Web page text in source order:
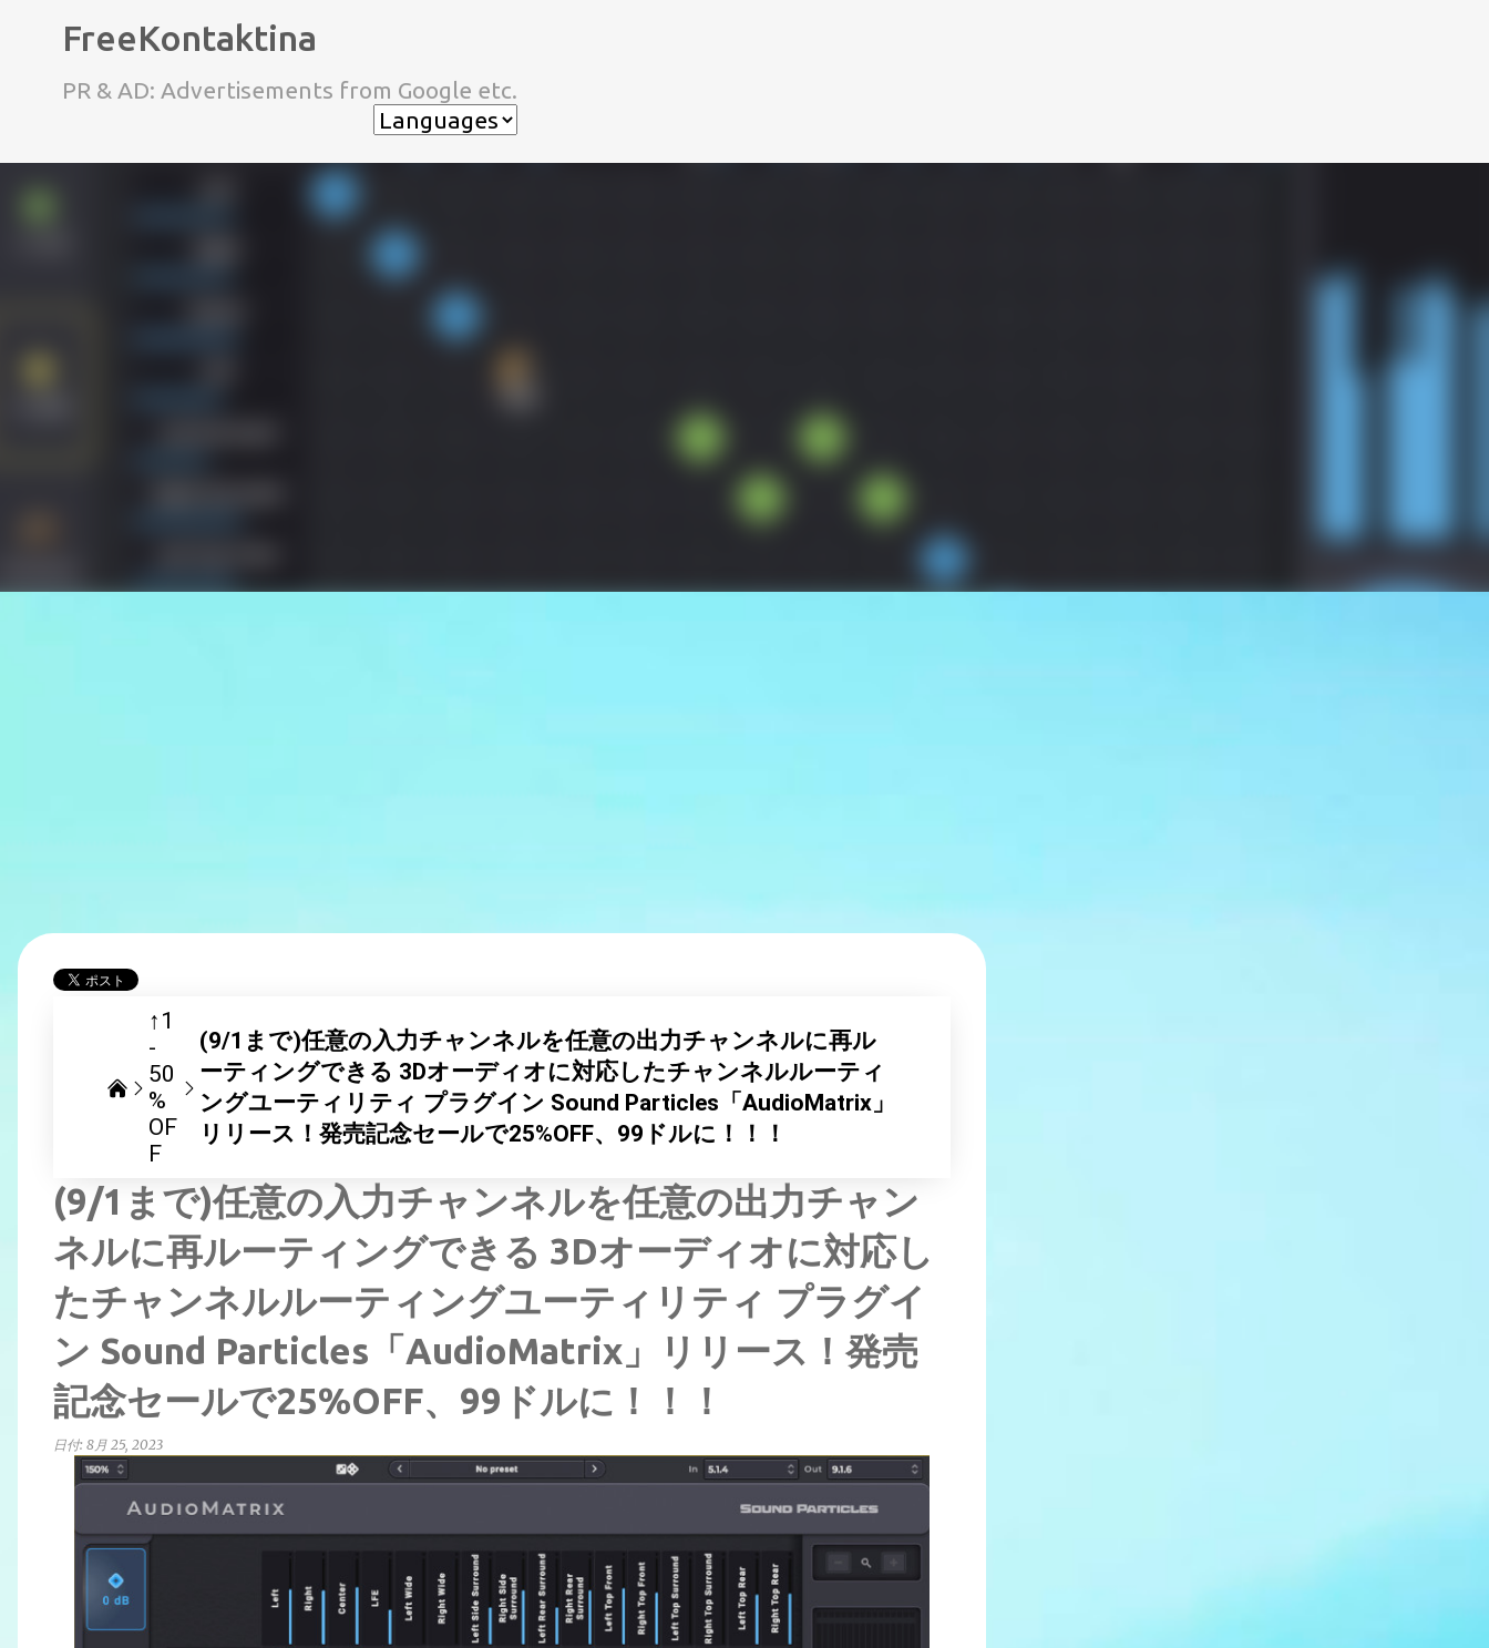
FreeKontaktina
PR & AD: Advertisements from Google etc.
↑1
-
50
%
OF
F
(9/1まで)任意の入力チャンネルを任意の出力チャンネルに再ル
ーティングできる 3Dオーディオに対応したチャンネルルーティ
ングユーティリティ プラグイン Sound Particles「AudioMatrix」
リリース！発売記念セールで25%OFF、99ドルに！！！
(9/1まで)任意の入力チャンネルを任意の出力チャン
ネルに再ルーティングできる 3Dオーディオに対応し
たチャンネルルーティングユーティリティ プラグイ
ン Sound Particles「AudioMatrix」リリース！発売
記念セールで25%OFF、99ドルに！！！
日付: 8月 25, 2023